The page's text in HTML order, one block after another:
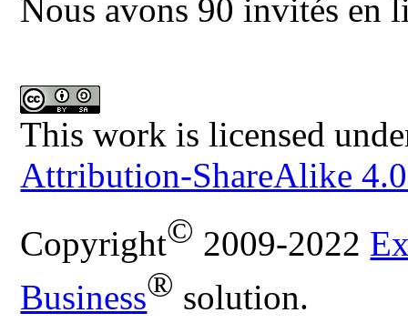
Nous avons 90 invités en
This work is licensed
Attribution-ShareAlike
Copyright© 2009-2022
Business® solution.